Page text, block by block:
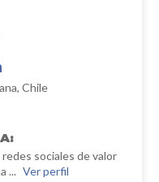
Chile
sociales de valor
... Ver perfil